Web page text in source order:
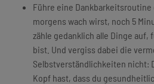
Führe eine
morgens wach wirst, noch 5
zähle gedanklich alle Dinge auf,
bist. Und vergiss dabei die
Selbstverständlichkeiten nicht:
Kopf hast, dass du